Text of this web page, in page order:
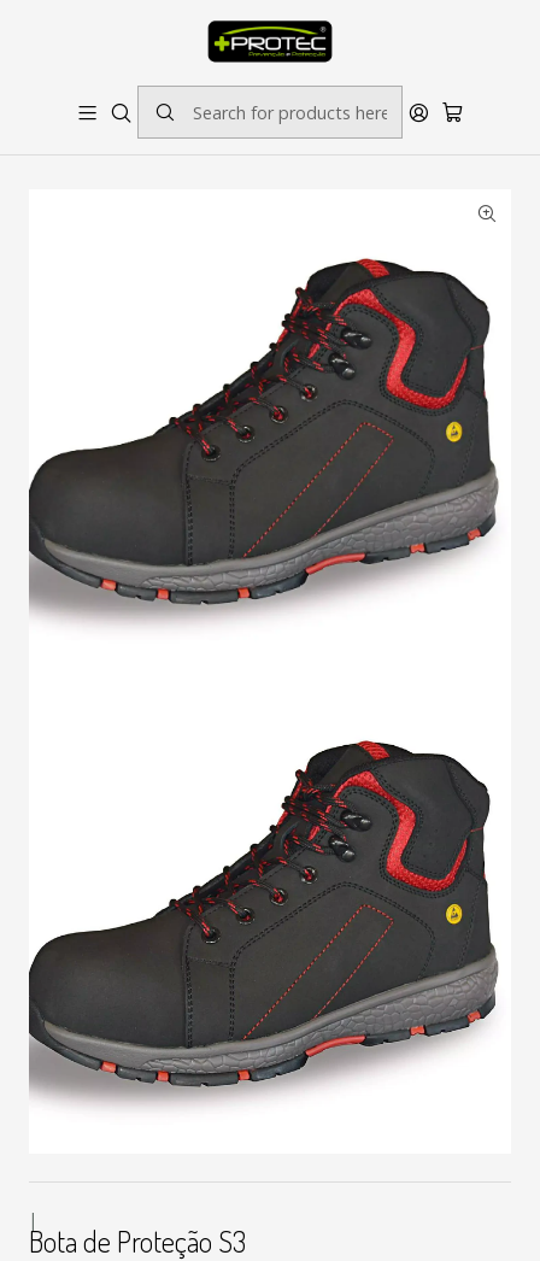
SOLICITE ORÇAMENTO PARA ESTAMPADOS/BORDADOS // SINALÉTICA:
OUTRAS DIMENSÕES SOB CONSULTA
Home Calçado de Proteção Bota de Proteção S3
|
Bota de Proteção S3